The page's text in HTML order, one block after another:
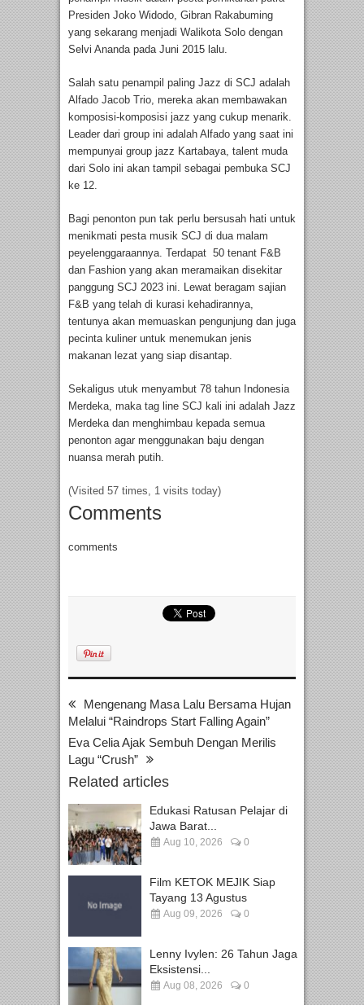
Presiden Joko Widodo, Gibran Rakabuming
yang sekarang menjadi Walikota Solo dengan
Selvi Ananda pada Juni 2015 lalu.
Salah satu penampil paling Jazz di SCJ adalah
Alfado Jacob Trio, mereka akan membawakan
komposisi-komposisi jazz yang cukup menarik.
Leader dari group ini adalah Alfado yang saat ini
mempunyai group jazz Kartabaya, talent muda
dari Solo ini akan tampil sebagai pembuka SCJ
ke 12.
Bagi penonton pun tak perlu bersusah hati untuk
menikmati pesta musik SCJ di dua malam
peyelenggaraannya. Terdapat 50 tenant F&B
dan Fashion yang akan meramaikan disekitar
panggung SCJ 2023 ini. Lewat beragam sajian
F&B yang telah di kurasi kehadirannya,
tentunya akan memuaskan pengunjung dan juga
pecinta kuliner untuk menemukan jenis
makanan lezat yang siap disantap.
Sekaligus utuk menyambut 78 tahun Indonesia
Merdeka, maka tag line SCJ kali ini adalah Jazz
Merdeka dan menghimbau kepada semua
penonton agar menggunakan baju dengan
nuansa merah putih.
(Visited 57 times, 1 visits today)
Comments
comments
Mengenang Masa Lalu Bersama Hujan
Melalui “Raindrops Start Falling Again”
Eva Celia Ajak Sembuh Dengan Merilis
Lagu “Crush”
Related articles
Edukasi Ratusan Pelajar di
Jawa Barat...
Aug 10, 2026 0
Film KETOK MEJIK Siap
Tayang 13 Agustus
Aug 09, 2026 0
Lenny Ivylen: 26 Tahun Jaga
Eksistensi...
Aug 08, 2026 0